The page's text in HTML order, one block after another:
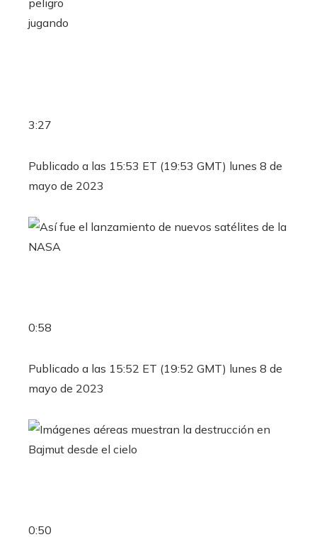
jugando
3:27
Publicado a las 15:53 ​​ET (19:53 GMT) lunes 8 de
mayo de 2023
0:58
Publicado a las 15:52 ET (19:52 GMT) lunes 8 de
mayo de 2023
0:50